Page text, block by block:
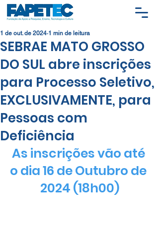
SEBRAE MATO GROSSO
DO SUL abre inscrições
para Processo Seletivo,
EXCLUSIVAMENTE, para
Pessoas com
Deficiência
1 de out. de 2024 1 min de leitura
As inscrições vão até
o dia 16 de Outubro de
2024 (18h00)